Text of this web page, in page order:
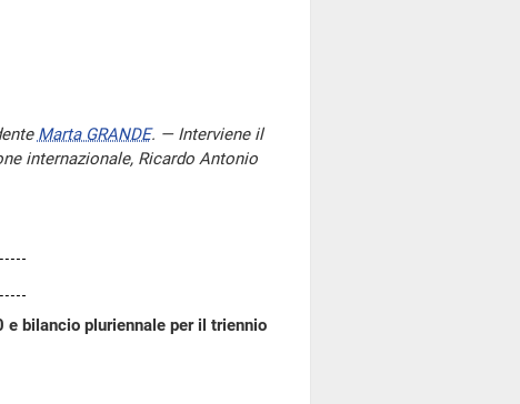
Marta GRANDE. — Interviene il
internazionale, Ricardo Antonio
bilancio pluriennale per il triennio